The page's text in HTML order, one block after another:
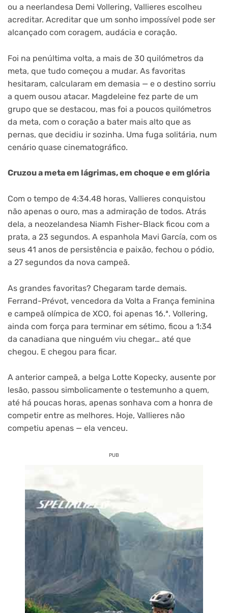
ou a neerlandesa Demi Vollering, Vallieres escolheu
acreditar. Acreditar que um sonho impossível pode ser
alcançado com coragem, audácia e coração.
Foi na penúltima volta, a mais de 30 quilómetros da
meta, que tudo começou a mudar. As favoritas
hesitaram, calcularam em demasia — e o destino sorriu
a quem ousou atacar. Magdeleine fez parte de um
grupo que se destacou, mas foi a poucos quilómetros
da meta, com o coração a bater mais alto que as
pernas, que decidiu ir sozinha. Uma fuga solitária, num
cenário quase cinematográfico.
Cruzou a meta em lágrimas, em choque e em glória
Com o tempo de 4:34.48 horas, Vallieres conquistou
não apenas o ouro, mas a admiração de todos. Atrás
dela, a neozelandesa Niamh Fisher-Black ficou com a
prata, a 23 segundos. A espanhola Mavi García, com os
seus 41 anos de persistência e paixão, fechou o pódio,
a 27 segundos da nova campeã.
As grandes favoritas? Chegaram tarde demais.
Ferrand-Prévot, vencedora da Volta a França feminina
e campeã olímpica de XCO, foi apenas 16.ª. Vollering,
ainda com força para terminar em sétimo, ficou a 1:34
da canadiana que ninguém viu chegar… até que
chegou. E chegou para ficar.
A anterior campeã, a belga Lotte Kopecky, ausente por
lesão, passou simbolicamente o testemunho a quem,
até há poucas horas, apenas sonhava com a honra de
competir entre as melhores. Hoje, Vallieres não
competiu apenas — ela venceu.
PUB